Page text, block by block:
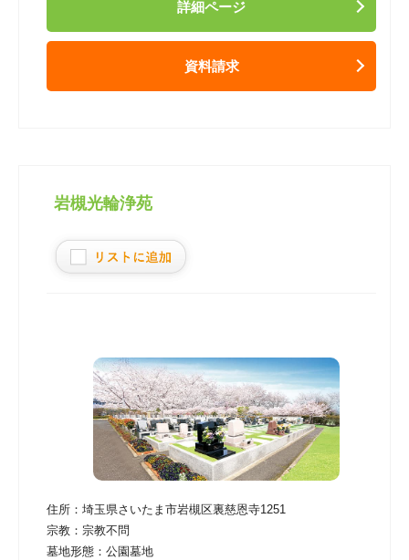
詳細ページ
資料請求
岩槻光輪浄苑
住所： 埼玉県さいたま市岩槻区裏慈恩寺1251
宗教： 宗教不問
墓地形態： 公園墓地